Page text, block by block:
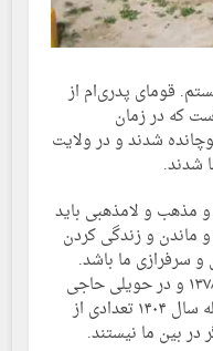
قومای پدری‌ام از
که در زمان
شدند و در ولایت
شدند.
و مذهب و لامذهبی باید
ماندن و زندگی کردن
سرفرازی ما باشد.
این عکس مربوط به ماه حمل سال ۱۳۷۸ و در حویلی حاجی
موسی کاشفی است. و امروز در سنبله سال ۱۴۰۴ تعدادی از
در بین ما نیستند.